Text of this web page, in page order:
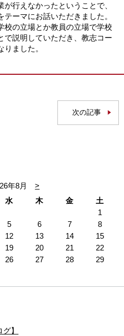
行えなかったということで、
ーマにお話いただきました。
校の立場とか教員の立場で学校
で説明していただき、教志コー
ました。
次の記事
年8月
>
水 木 金
土
1
5 6 7
8
12 13 14
15
19 20 21
22
26 27 28
29
】